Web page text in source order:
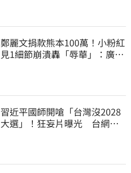
鄭麗文捐款熊本100萬！小粉紅
見1細節崩潰轟「辱華」：廣西
習近平國師開嗆「台灣沒2028
大選」！狂妄片曝光 台網